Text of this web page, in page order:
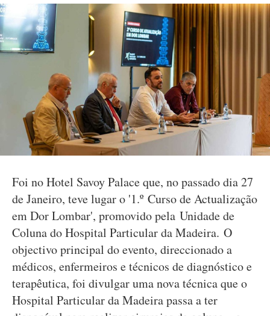
Foi no Hotel Savoy Palace que, no passado dia 27
de Janeiro, teve lugar o '1.º Curso de Actualização
em Dor Lombar', promovido pela Unidade de
Coluna do Hospital Particular da Madeira. O
objectivo principal do evento, direccionado a
médicos, enfermeiros e técnicos de diagnóstico e
terapêutica, foi divulgar uma nova técnica que o
Hospital Particular da Madeira passa a ter